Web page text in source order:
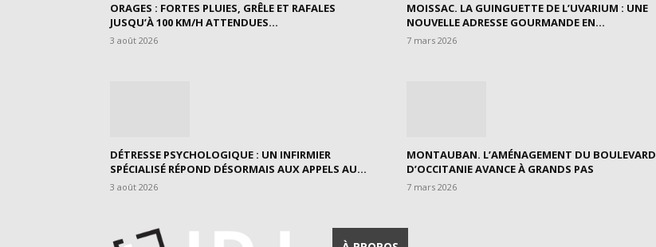
ORAGES : FORTES PLUIES, GRÊLE ET RAFALES
JUSQU’À 100 KM/H ATTENDUES...
3 août 2026
DÉTRESSE PSYCHOLOGIQUE : UN INFIRMIER
SPÉCIALISÉ RÉPOND DÉSORMAIS AUX APPELS AU...
3 août 2026
MOISSAC. LA GUINGUETTE DE L’UVARIUM : UNE
NOUVELLE ADRESSE GOURMANDE EN...
7 mars 2026
MONTAUBAN. L’AMÉNAGEMENT DU BOULEVARD
D’OCCITANIE AVANCE À GRANDS PAS
7 mars 2026